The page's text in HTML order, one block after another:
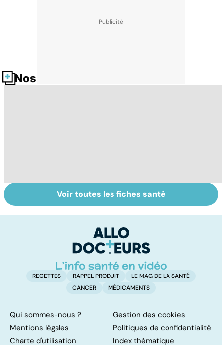
Nos fiches santé
Le magnésium,
un oligo-élément
Intestin irritable :
le régime
solution ?
Voir toutes les fiches santé
RECETTES RAPPEL PRODUIT
LE MAG DE LA SANTÉ
CANCER
MÉDICAMENTS
Qui sommes-nous ?
Gestion des cookies
Mentions légales
Politiques de confidentialité
Charte d'utilisation
Index thématique